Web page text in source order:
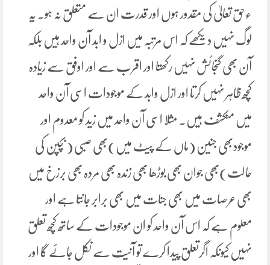
ءحق تعالیٰ کی مقدور ہوں اور قدرت ان سے متعلق نہ ہو۔ یہ
لوگ نہیں دیکھے کہ اس مرتبہ میں ازل و ابد آن واحد ہیں بلکہ
آن بھی گنجائش نہیں رکھتا اور اقرب سے اور اوفق سے زیادہ
کچھ ظاہر نہیں کرتا اور ازل وابد کے موجودات اسی آن واحد
میں منکشف ہیں۔ مثلا اسی آن واحد میں زید کو معدوم اور
موجودبھی جنین (ماں کے پیٹ میں)بھی صبی (بچپن کی
حالت)بھی جوان بھی بوڑھا بھی زندہ بھی مردہ بھی برزخ میں
بھی عرصات میں بھی جنات میں بھی برابر جانتا ہے اور
معلوم ہے کہ اس آن واحد کو ان موجودات کے ساتھ کچھ تعلق
نہیں کیونکہ اگرتعلق پیدا کرے تو آنیت سے نکل جائے گا اور